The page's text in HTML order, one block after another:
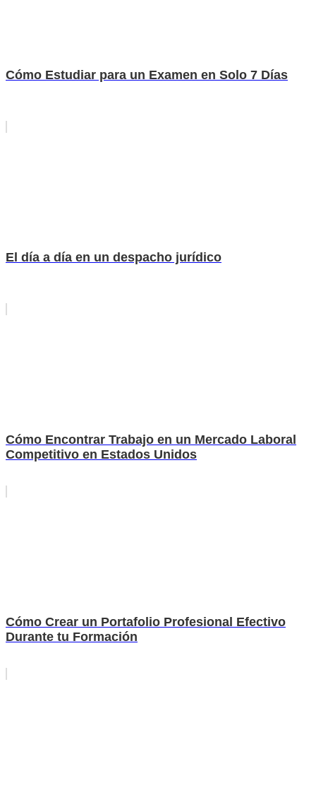
Cómo Estudiar para un Examen en Solo 7 Días
El día a día en un despacho jurídico
Cómo Encontrar Trabajo en un Mercado Laboral
Competitivo en Estados Unidos
Cómo Crear un Portafolio Profesional Efectivo
Durante tu Formación